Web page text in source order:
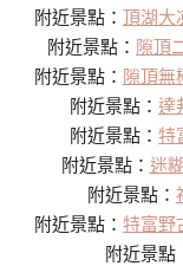
附近景點：
頂湖
附近景點： 隙頂
附近景點： 隙頂無
附近景點： 達
附近景點： 特
附近景點： 迷
附近景點：
附近景點： 特富野
附近景點